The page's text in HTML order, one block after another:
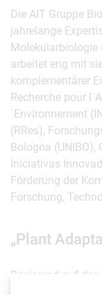
Die AIT Gruppe
jahrelange
Molekularbiologie
arbeitet eng mit
komplementärer
Recherche pour
´Environnement
(RRes),
Bologna (UNIBO),
Iniciativas
Förderung der
Forschung,
„Plant
Basierend auf